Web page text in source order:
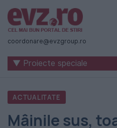
Știri
naționale
internaționale
România
-
coordonare@evzgroup.ro
▼ Proiecte speciale
ACTUALITATE
Mâinile sus,